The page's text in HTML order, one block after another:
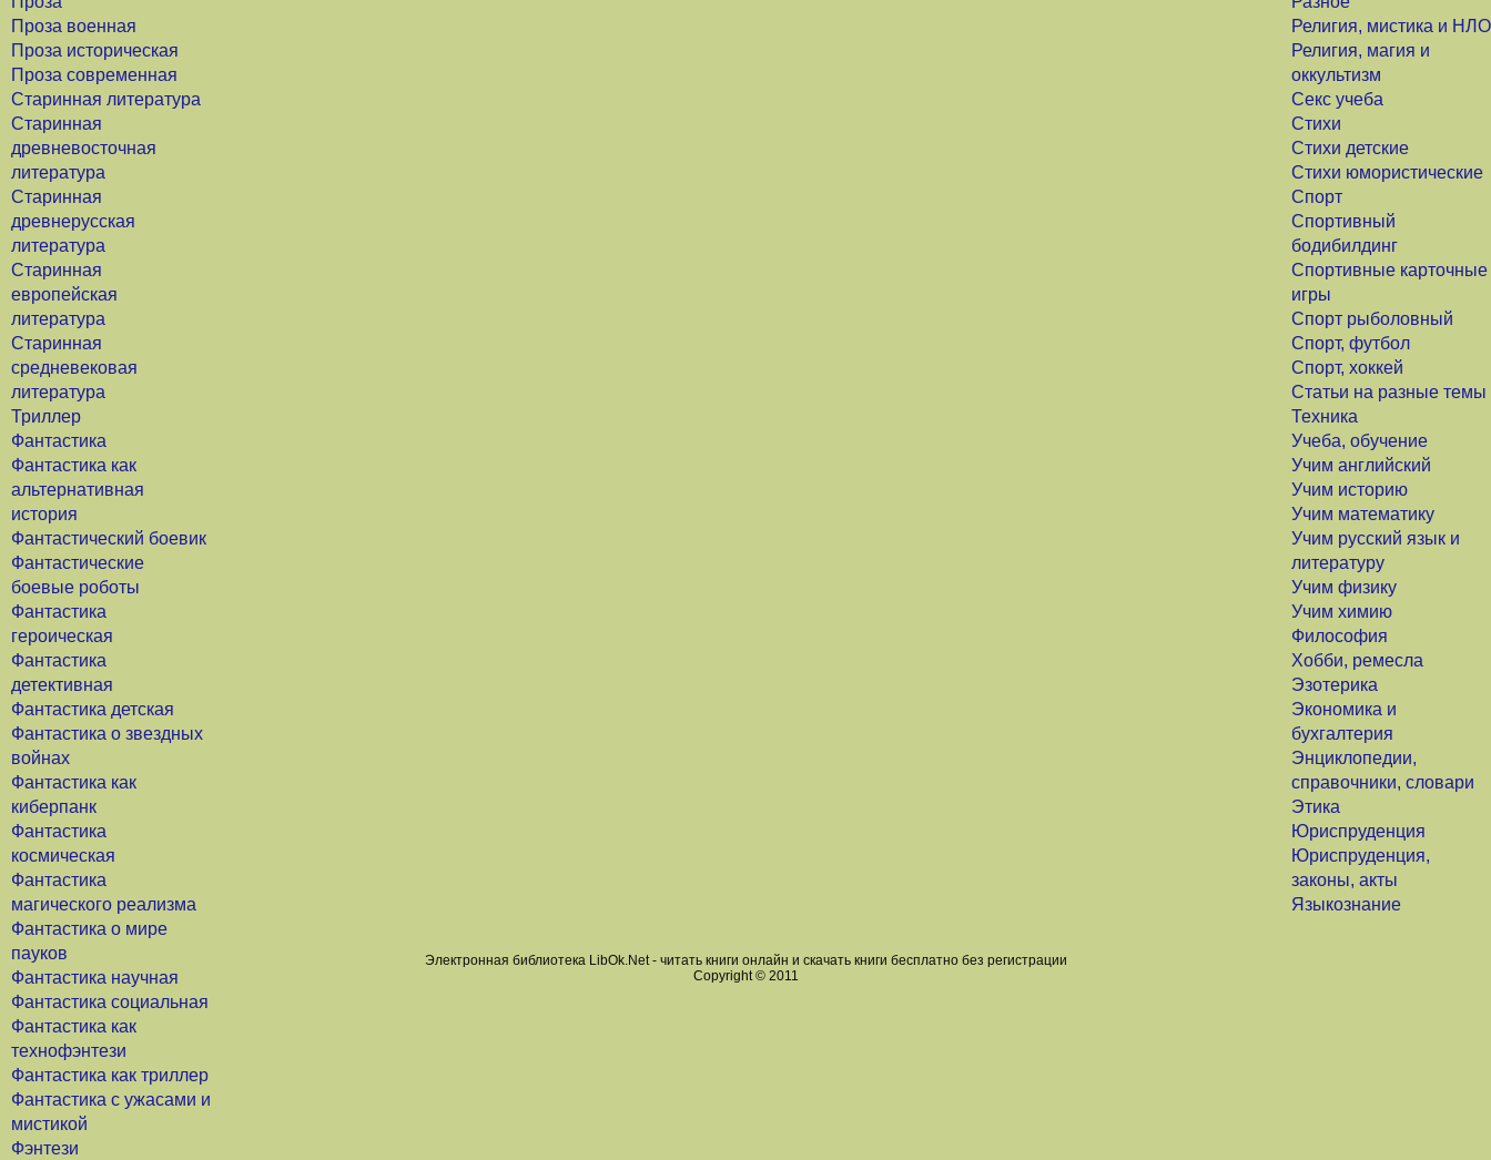
Проза военная
Проза историческая
Проза современная
Старинная литература
Старинная
древневосточная
литература
Старинная
древнерусская
литература
Старинная
европейская
литература
Старинная
средневековая
литература
Триллер
Фантастика
Фантастика как
альтернативная
история
Фантастический боевик
Фантастические
боевые роботы
Фантастика
героическая
Фантастика
детективная
Фантастика детская
Фантастика о звездных
войнах
Фантастика как
киберпанк
Фантастика
космическая
Фантастика
магического реализма
Фантастика о мире
пауков
Фантастика научная
Фантастика социальная
Фантастика как
технофэнтези
Фантастика как триллер
Фантастика с ужасами и
мистикой
Фэнтези
Религия, мистика и НЛО
Религия, магия и
оккультизм
Секс учеба
Стихи
Стихи детские
Стихи юмористические
Спорт
Спортивный
бодибилдинг
Спортивные карточные
игры
Спорт рыболовный
Спорт, футбол
Спорт, хоккей
Статьи на разные темы
Техника
Учеба, обучение
Учим английский
Учим историю
Учим математику
Учим русский язык и
литературу
Учим физику
Учим химию
Философия
Хобби, ремесла
Эзотерика
Экономика и
бухгалтерия
Энциклопедии,
справочники, словари
Этика
Юриспруденция
Юриспруденция,
законы, акты
Языкознание
Электронная библиотека LibOk.Net - читать книги онлайн и скачать книги бесплатно без регистрации
Copyright © 2011